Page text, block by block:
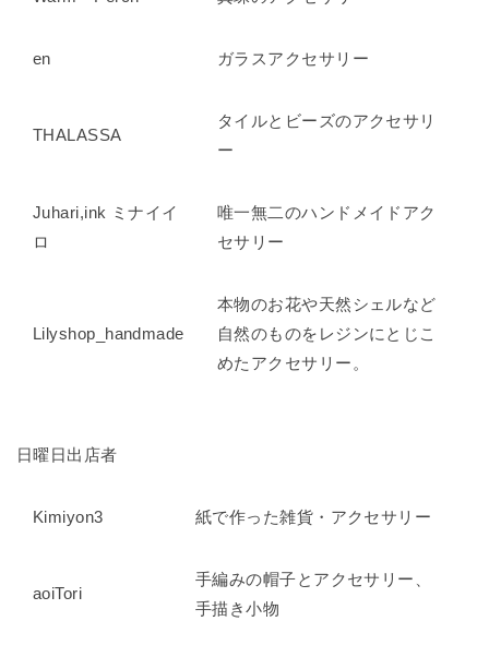
en ガラスアクセサリー
THALASSA
タイルとビーズのアクセサリ
ー
Juhari,ink ミナイイ
ロ
唯一無二のハンドメイドアク
セサリー
Lilyshop_handmade
本物のお花や天然シェルなど
自然のものをレジンにとじこ
めたアクセサリー。
日曜日出店者
Kimiyon3 紙で作った雑貨・アクセサリー
aoiTori
手編みの帽子とアクセサリー、
手描き小物